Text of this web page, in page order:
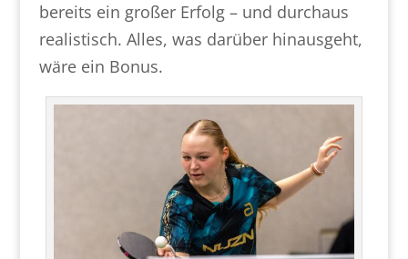
bereits ein großer Erfolg – und durchaus
realistisch. Alles, was darüber hinausgeht,
wäre ein Bonus.